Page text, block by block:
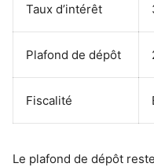
Taux d’intérêt
Plafond de dépôt
Fiscalité
Le plafond de dépôt